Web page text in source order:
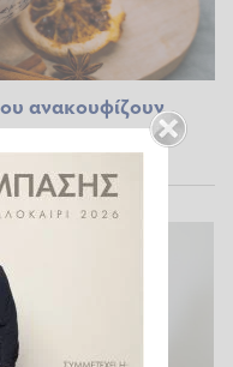
ανακουφίζουν